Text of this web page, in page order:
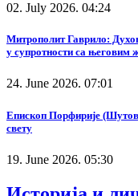
02. July 2026. 04:24
Митрополит Гаврило:
у супротности са његовим
24. June 2026. 07:01
Епископ Порфирије
свету
19. June 2026. 05:30